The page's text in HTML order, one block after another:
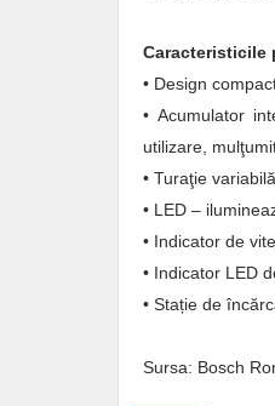
Caracteristicile
• Design
• Acumulator
utilizare,
• Turaţie
• LED –
• Indicator de
• Indicator LED
• Stație de
Sursa: Bosch